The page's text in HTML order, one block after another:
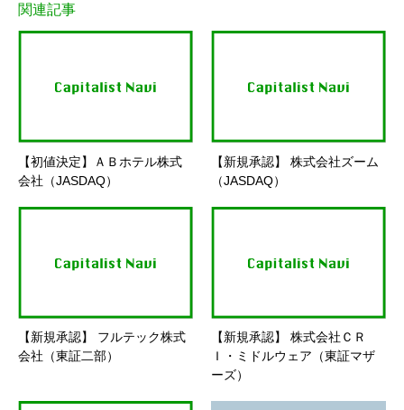
関連記事
【初値決定】ＡＢホテル株式
会社（JASDAQ）
【新規承認】 株式会社ズーム
（JASDAQ）
【新規承認】 フルテック株式
会社（東証二部）
【新規承認】 株式会社ＣＲ
Ｉ・ミドルウェア（東証マザ
ーズ）